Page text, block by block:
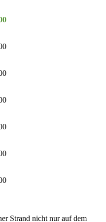
Strand nicht nur auf dem